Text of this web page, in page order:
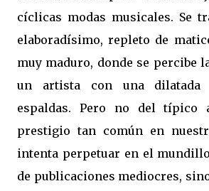
cíclicas modas musicales. Se
elaboradísimo, repleto de
muy maduro, donde se percibe
un artista con una dilatada
espaldas. Pero no del típico
prestigio tan común en
intenta perpetuar en el
de publicaciones mediocres,